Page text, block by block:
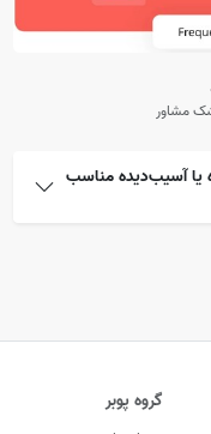
مشاور
یا آسیب‌دیده مناسب
گروه پوبر